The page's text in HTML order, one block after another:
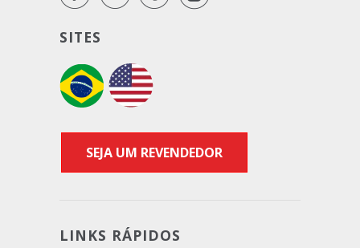
SITES
SEJA UM REVENDEDOR
LINKS RÁPIDOS